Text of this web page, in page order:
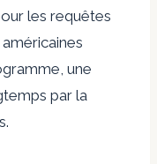
les requêtes
une
par la